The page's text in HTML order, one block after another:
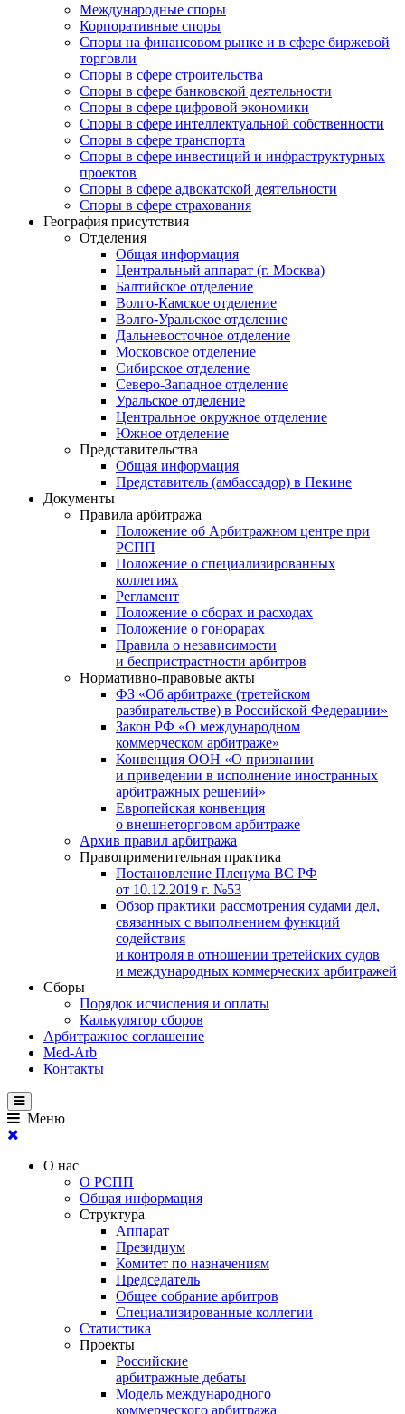
Международные споры
Корпоративные споры
Споры на финансовом рынке и в сфере биржевой
торговли
Споры в сфере строительства
Споры в сфере банковской деятельности
Споры в сфере цифровой экономики
Споры в сфере интеллектуальной собственности
Споры в сфере транспорта
Cпоры в сфере инвестиций и инфраструктурных
проектов
Споры в сфере адвокатской деятельности
Споры в сфере страхования
География присутствия
Отделения
Общая информация
Центральный аппарат (г. Москва)
Балтийское отделение
Волго-Камское отделение
Волго-Уральское отделение
Дальневосточное отделение
Московское отделение
Сибирское отделение
Северо-Западное отделение
Уральское отделение
Центральное окружное отделение
Южное отделение
Представительства
Общая информация
Представитель (амбассадор) в Пекине
Документы
Правила арбитража
Положение об Арбитражном центре при
РСПП
Положение о специализированных
коллегиях
Регламент
Положение о сборах и расходах
Положение о гонорарах
Правила о независимости
и беспристрастности арбитров
Нормативно-правовые акты
ФЗ «Об арбитраже (третейском
разбирательстве) в Российской Федерации»
Закон РФ «О международном
коммерческом арбитраже»
Конвенция ООН «О признании
и приведении в исполнение иностранных
арбитражных решений»
Европейская конвенция
о внешнеторговом арбитраже
Архив правил арбитража
Правоприменительная практика
Постановление Пленума ВС РФ
от 10.12.2019 г. №53
Обзор практики рассмотрения судами дел,
связанных с выполнением функций
содействия
и контроля в отношении третейских судов
и международных коммерческих арбитражей
Сборы
Порядок исчисления и оплаты
Калькулятор сборов
Арбитражное соглашение
Med-Arb
Контакты
Меню
О нас
О РСПП
Общая информация
Структура
Аппарат
Президиум
Комитет по назначениям
Председатель
Общее собрание арбитров
Специализированные коллегии
Статистика
Проекты
Российские
арбитражные дебаты
Модель международного
коммерческого арбитража